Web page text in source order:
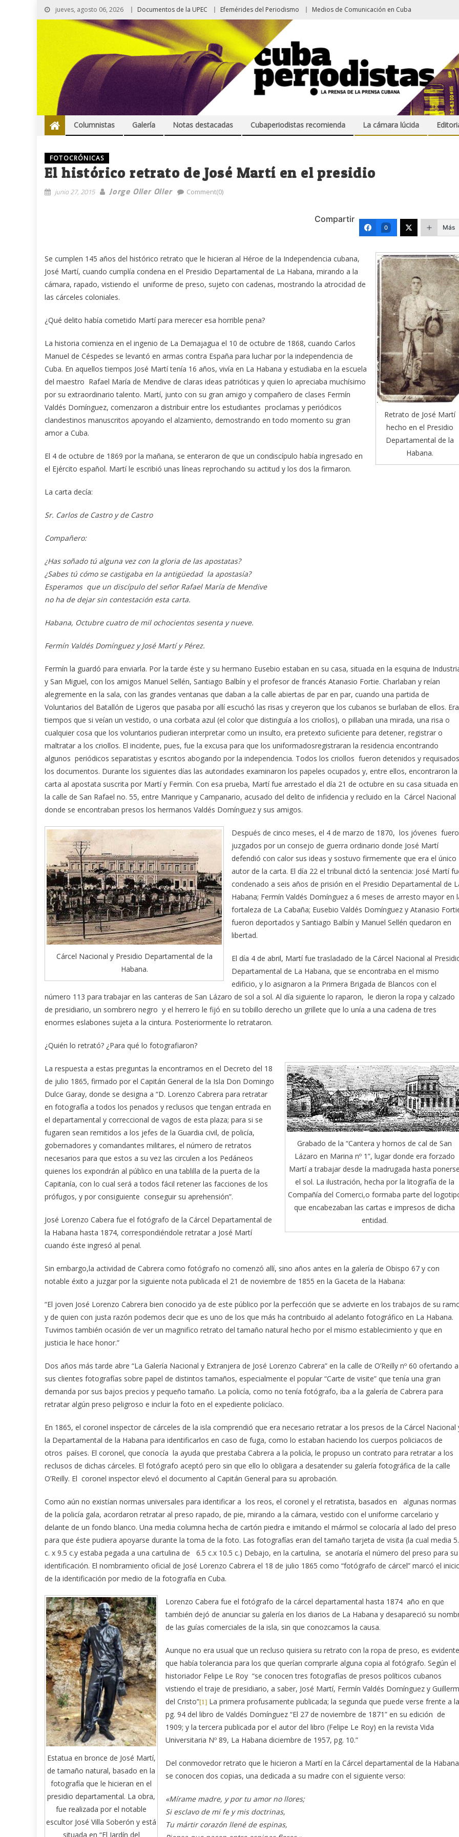
jueves, agosto 06, 2026 Documentos de la UPEC Efemérides del Periodismo Medios de Comunicación en Cuba
Columnistas Galería Notas destacadas Cubaperiodistas recomienda La cámara lúcida
FOTOCRÓNICAS
El histórico retrato de José Martí en el presidio
junio 27, 2015 Jorge Oller Oller Comment(0)
Compartir
0 Más
Retrato de José Martí
hecho en el Presidio
Departamental de la
Habana.
Se cumplen 145 años del histórico retrato que le hicieran al Héroe de la Independencia cubana,
José Martí, cuando cumplía condena en el Presidio Departamental de La Habana, mirando a la
cámara, rapado, vistiendo el uniforme de preso, sujeto con cadenas, mostrando la atrocidad de
las cárceles coloniales.
¿Qué delito había cometido Martí para merecer esa horrible pena?
La historia comienza en el ingenio de La Demajagua el 10 de octubre de 1868, cuando Carlos
Manuel de Céspedes se levantó en armas contra España para luchar por la independencia de
Cuba. En aquellos tiempos José Martí tenía 16 años, vivía en La Habana y estudiaba en la escuela
del maestro Rafael María de Mendive de claras ideas patrióticas y quien lo apreciaba muchísimo
por su extraordinario talento. Martí, junto con su gran amigo y compañero de clases Fermín
Valdés Domínguez, comenzaron a distribuir entre los estudiantes proclamas y periódicos
clandestinos manuscritos apoyando el alzamiento, demostrando en todo momento su gran
amor a Cuba.
El 4 de octubre de 1869 por la mañana, se enteraron de que un condiscípulo había ingresado en
el Ejército español. Martí le escribió unas líneas reprochando su actitud y los dos la firmaron.
La carta decía:
Sr. Carlos de Castro y de Castro
Compañero:
¿Has soñado tú alguna vez con la gloria de las apostatas?
¿Sabes tú cómo se castigaba en la antigüedad la apostasía?
Esperamos que un discípulo del señor Rafael María de Mendive
no ha de dejar sin contestación esta carta.
Habana, Octubre cuatro de mil ochocientos sesenta y nueve.
Fermín Valdés Domínguez y José Martí y Pérez.
Fermín la guardó para enviarla. Por la tarde éste y su hermano Eusebio estaban en su casa, situada en la esquina de
y San Miguel, con los amigos Manuel Sellén, Santiago Balbín y el profesor de francés Atanasio Fortie. Charlaban y reían
alegremente en la sala, con las grandes ventanas que daban a la calle abiertas de par en par, cuando una partida de
Voluntarios del Batallón de Ligeros que pasaba por allí escuchó las risas y creyeron que los cubanos se burlaban de ellos.
tiempos que si veían un vestido, o una corbata azul (el color que distinguía a los criollos), o pillaban una mirada, una risa o
cualquier cosa que los voluntarios pudieran interpretar como un insulto, era pretexto suficiente para detener, registrar o
maltratar a los criollos. El incidente, pues, fue la excusa para que los uniformadosregistraran la residencia encontrando
algunos periódicos separatistas y escritos abogando por la independencia. Todos los criollos fueron detenidos y requisados
los documentos. Durante los siguientes días las autoridades examinaron los papeles ocupados y, entre ellos, encontraron la
carta al apostata suscrita por Martí y Fermín. Con esa prueba, Martí fue arrestado el día 21 de octubre en su casa situada en
la calle de San Rafael no. 55, entre Manrique y Campanario, acusado del delito de infidencia y recluido en la Cárcel Nacional
donde se encontraban presos los hermanos Valdés Domínguez y sus amigos.
Cárcel Nacional y Presidio Departamental de la
Habana.
Después de cinco meses, el 4 de marzo de 1870, los jóvenes
juzgados por un consejo de guerra ordinario donde José Martí
defendió con calor sus ideas y sostuvo firmemente que era el único
autor de la carta. El día 22 el tribunal dictó la sentencia: José Martí
condenado a seis años de prisión en el Presidio Departamental de
Habana; Fermín Valdés Domínguez a 6 meses de arresto mayor en
fortaleza de La Cabaña; Eusebio Valdés Domínguez y Atanasio
fueron deportados y Santiago Balbín y Manuel Sellén quedaron en
libertad.
El día 4 de abril, Martí fue trasladado de la Cárcel Nacional al
Departamental de La Habana, que se encontraba en el mismo
edificio, y lo asignaron a la Primera Brigada de Blancos con el
número 113 para trabajar en las canteras de San Lázaro de sol a sol. Al día siguiente lo raparon, le dieron la ropa y calzado
de presidiario, un sombrero negro y el herrero le fijó en su tobillo derecho un grillete que lo unía a una cadena de tres
enormes eslabones sujeta a la cintura. Posteriormente lo retrataron.
¿Quién lo retrató? ¿Para qué lo fotografiaron?
Grabado de la “Cantera y hornos de cal de San
Lázaro en Marina nº 1”, lugar donde era forzado
Martí a trabajar desde la madrugada hasta
el sol. La ilustración, hecha por la litografía de la
Compañía del Comerci,o formaba parte del
que encabezaban las cartas e impresos de dicha
entidad.
La respuesta a estas preguntas la encontramos en el Decreto del 18
de julio 1865, firmado por el Capitán General de la Isla Don Domingo
Dulce Garay, donde se designa a “D. Lorenzo Cabrera para retratar
en fotografía a todos los penados y reclusos que tengan entrada en
el departamental y correccional de vagos de esta plaza; para si se
fugaren sean remitidos a los jefes de la Guardia civil, de policía,
gobernadores y comandantes militares, el número de retratos
necesarios para que estos a su vez las circulen a los Pedáneos
quienes los expondrán al público en una tablilla de la puerta de la
Capitanía, con lo cual será a todos fácil retener las facciones de los
prófugos, y por consiguiente conseguir su aprehensión”.
José Lorenzo Cabera fue el fotógrafo de la Cárcel Departamental de
la Habana hasta 1874, correspondiéndole retratar a José Martí
cuando éste ingresó al penal.
Sin embargo,la actividad de Cabrera como fotógrafo no comenzó allí, sino años antes en la galería de Obispo 67 y con
notable éxito a juzgar por la siguiente nota publicada el 21 de noviembre de 1855 en la Gaceta de la Habana:
“El joven José Lorenzo Cabrera bien conocido ya de este público por la perfección que se advierte en los trabajos de su
y de quien con justa razón podemos decir que es uno de los que más ha contribuido al adelanto fotográfico en La Habana.
Tuvimos también ocasión de ver un magnifico retrato del tamaño natural hecho por el mismo establecimiento y que en
justicia le hace honor.”
Dos años más tarde abre “La Galería Nacional y Extranjera de José Lorenzo Cabrera” en la calle de O’Reilly nº 60 ofertando a
sus clientes fotografías sobre papel de distintos tamaños, especialmente el popular “Carte de visite” que tenía una gran
demanda por sus bajos precios y pequeño tamaño. La policía, como no tenía fotógrafo, iba a la galería de Cabrera para
retratar algún preso peligroso e incluir la foto en el expediente policíaco.
En 1865, el coronel inspector de cárceles de la isla comprendió que era necesario retratar a los presos de la Cárcel Nacional
la Departamental de la Habana para identificarlos en caso de fuga, como lo estaban haciendo los cuerpos policiacos de
otros países. El coronel, que conocía la ayuda que prestaba Cabrera a la policía, le propuso un contrato para retratar a los
reclusos de dichas cárceles. El fotógrafo aceptó pero sin que ello lo obligara a desatender su galería fotográfica de la calle
O’Reilly. El coronel inspector elevó el documento al Capitán General para su aprobación.
Como aún no existían normas universales para identificar a los reos, el coronel y el retratista, basados en algunas normas
de la policía gala, acordaron retratar al preso rapado, de pie, mirando a la cámara, vestido con el uniforme carcelario y
delante de un fondo blanco. Una media columna hecha de cartón piedra e imitando el mármol se colocaría al lado del preso
para que éste pudiera apoyarse durante la toma de la foto. Las fotografías eran del tamaño tarjeta de visita (la cual media
c. x 9.5 c.y estaba pegada a una cartulina de 6.5 c.x 10.5 c.) Debajo, en la cartulina, se anotaría el número del preso para su
identificación. El nombramiento oficial de José Lorenzo Cabrera el 18 de julio 1865 como “fotógrafo de cárcel” marcó el
de la identificación por medio de la fotografía en Cuba.
Estatua en bronce de José Martí,
de tamaño natural, basado en la
fotografía que le hicieran en el
presidio departamental. La obra,
fue realizada por el notable
escultor José Villa Soberón y está
situada en “El Jardín del
Lorenzo Cabera fue el fotógrafo de la cárcel departamental hasta 1874 año en que
también dejó de anunciar su galería en los diarios de La Habana y desapareció su
de las guías comerciales de la isla, sin que conozcamos la causa.
Aunque no era usual que un recluso quisiera su retrato con la ropa de preso, es evidente
que había tolerancia para los que querían comprarle alguna copia al fotógrafo. Según el
historiador Felipe Le Roy “se conocen tres fotografías de presos políticos cubanos
vistiendo el traje de presidiario, a saber, José Martí, Fermín Valdés Domínguez y
del Cristo”[1] La primera profusamente publicada; la segunda que puede verse frente a la
pg. 94 del libro de Valdés Domínguez “El 27 de noviembre de 1871” en su edición de
1909; y la tercera publicada por el autor del libro (Felipe Le Roy) en la revista Vida
Universitaria Nº 89, La Habana diciembre de 1957, pg. 10.”
Del conmovedor retrato que le hicieron a Martí en la Cárcel departamental de la
se conocen dos copias, una dedicada a su madre con el siguiente verso:
«Mírame madre, y por tu amor no llores;
Si esclavo de mi fe y mis doctrinas,
Tu mártir corazón llené de espinas,